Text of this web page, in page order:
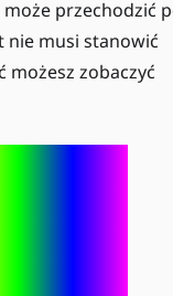
przechodzić
nie musi stanowić
możesz zobaczyć